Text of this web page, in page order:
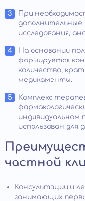
При
исследования,
На основании
формируется
количество,
медикаменты.
Комплекс
индивидуальном
использован для
частной
Консультации и
занимающих